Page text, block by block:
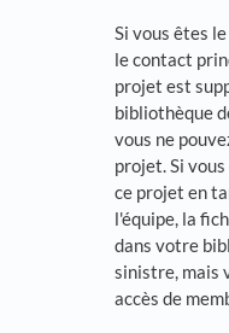
Si vous êtes
le contact
projet est
bibliothèque
vous ne
projet. Si
ce projet en
l'équipe, la
dans votre
sinistre, mais
accès de